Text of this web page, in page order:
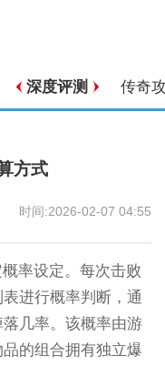
深度评测 传奇
方式
时间:2026-02-07 04:55
率设定。每次击败
进行概率判断，通
几率。该概率由游
的组合拥有独立爆